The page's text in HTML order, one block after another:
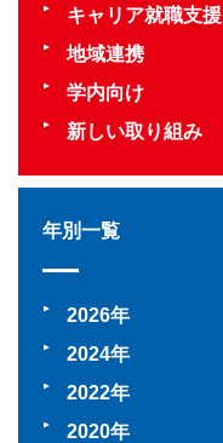
キャリア就職支援
地域連携
学内向け
新しい取り組み
年別一覧
2026
2024
2022
2020